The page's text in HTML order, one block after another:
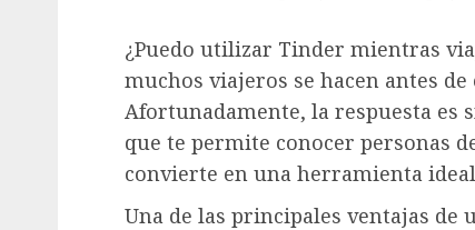
¿Puedo utilizar Tinder mientras
muchos viajeros se hacen antes
Afortunadamente, la respuesta es
que te permite conocer personas
convierte en una herramienta
Una de las principales ventajas